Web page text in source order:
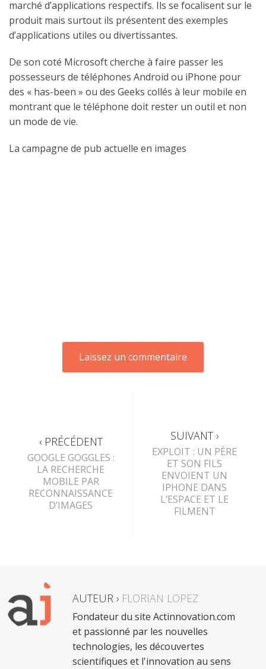
marché d’applications respectifs. Ils se focalisent sur le
produit mais surtout ils présentent des exemples
d’applications utiles ou divertissantes.
De son coté Microsoft cherche à faire passer les
possesseurs de téléphones Android ou iPhone pour
des « has-been » ou des Geeks collés à leur mobile en
montrant que le téléphone doit rester un outil et non
un mode de vie.
La campagne de pub actuelle en images
‹ PRÉCÉDENT
GOOGLE GOGGLES :
LA RECHERCHE
MOBILE PAR
RECONNAISSANCE
D’IMAGES
SUIVANT ›
EXPLOIT : UN PÈRE
ET SON FILS
ENVOIENT UN
IPHONE DANS
L’ESPACE ET LE
FILMENT
AUTEUR › FLORIAN LOPEZ
Fondateur du site Actinnovation.com
et passionné par les nouvelles
technologies, les découvertes
scientifiques et l'innovation au sens